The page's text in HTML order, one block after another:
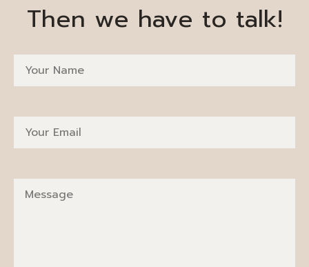
Then we have to talk!